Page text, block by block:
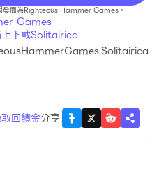
發商為Righteous Hammer Games。
Games
下載Solitairica
回饋金分享: